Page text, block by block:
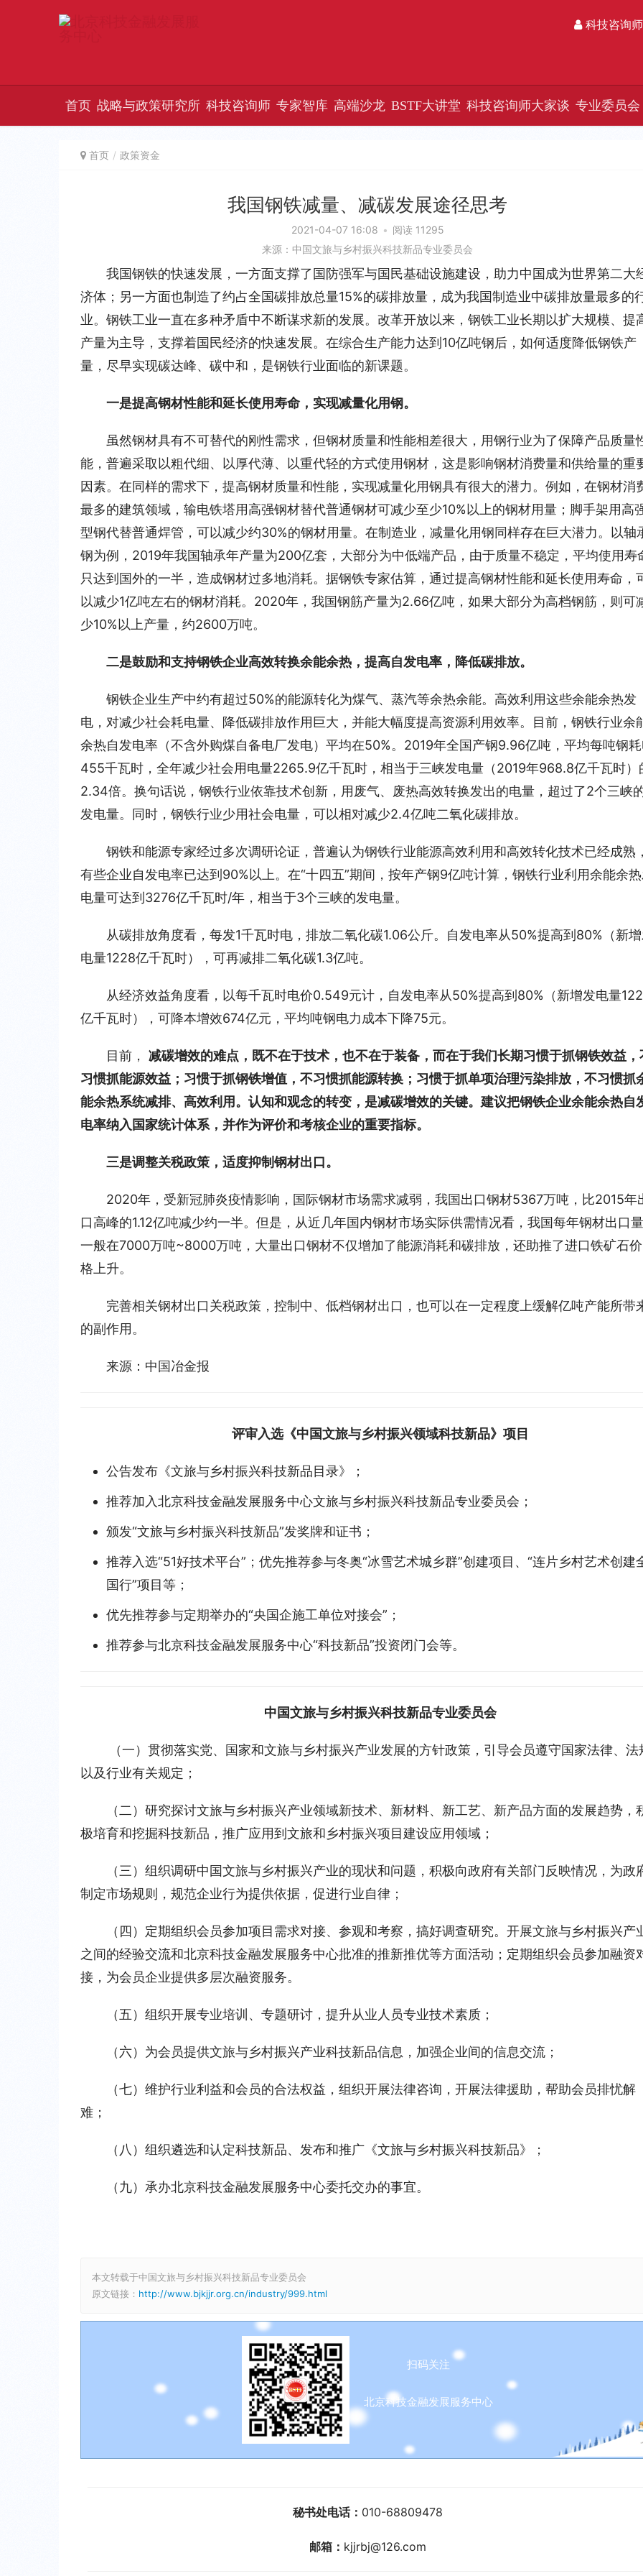
科技咨询
首页 战略与政策研究所 科技咨询师 专家智库 高端沙龙 BSTF大讲堂 科技咨询师大家谈 专业委员会
首页 政策资金
我国钢铁减量、减碳发展途径思考
2021-04-07 16:08 • 阅读 11295
来源：中国文旅与乡村振兴科技新品专业委员会
我国钢铁的快速发展，一方面支撑了国防强军与国民基础设施建设，助力中国成为世界第二大
济体；另一方面也制造了约占全国碳排放总量15%的碳排放量，成为我国制造业中碳排放量最多的
业。钢铁工业一直在多种矛盾中不断谋求新的发展。改革开放以来，钢铁工业长期以扩大规模、提
产量为主导，支撑着国民经济的快速发展。在综合生产能力达到10亿吨钢后，如何适度降低钢铁产
量，尽早实现碳达峰、碳中和，是钢铁行业面临的新课题。
一是提高钢材性能和延长使用寿命，实现减量化用钢。
虽然钢材具有不可替代的刚性需求，但钢材质量和性能相差很大，用钢行业为了保障产品质量
能，普遍采取以粗代细、以厚代薄、以重代轻的方式使用钢材，这是影响钢材消费量和供给量的重
因素。在同样的需求下，提高钢材质量和性能，实现减量化用钢具有很大的潜力。例如，在钢材消
最多的建筑领域，输电铁塔用高强钢材替代普通钢材可减少至少10%以上的钢材用量；脚手架用高
型钢代替普通焊管，可以减少约30%的钢材用量。在制造业，减量化用钢同样存在巨大潜力。以轴
钢为例，2019年我国轴承年产量为200亿套，大部分为中低端产品，由于质量不稳定，平均使用寿
只达到国外的一半，造成钢材过多地消耗。据钢铁专家估算，通过提高钢材性能和延长使用寿命，
以减少1亿吨左右的钢材消耗。2020年，我国钢筋产量为2.66亿吨，如果大部分为高档钢筋，则可
少10%以上产量，约2600万吨。
二是鼓励和支持钢铁企业高效转换余能余热，提高自发电率，降低碳排放。
钢铁企业生产中约有超过50%的能源转化为煤气、蒸汽等余热余能。高效利用这些余能余热发
电，对减少社会耗电量、降低碳排放作用巨大，并能大幅度提高资源利用效率。目前，钢铁行业余
余热自发电率（不含外购煤自备电厂发电）平均在50%。2019年全国产钢9.96亿吨，平均每吨钢
455千瓦时，全年减少社会用电量2265.9亿千瓦时，相当于三峡发电量（2019年968.8亿千瓦时）
2.34倍。换句话说，钢铁行业依靠技术创新，用废气、废热高效转换发出的电量，超过了2个三峡
发电量。同时，钢铁行业少用社会电量，可以相对减少2.4亿吨二氧化碳排放。
钢铁和能源专家经过多次调研论证，普遍认为钢铁行业能源高效利用和高效转化技术已经成熟
有些企业自发电率已达到90%以上。在“十四五”期间，按年产钢9亿吨计算，钢铁行业利用余能余
电量可达到3276亿千瓦时/年，相当于3个三峡的发电量。
从碳排放角度看，每发1千瓦时电，排放二氧化碳1.06公斤。自发电率从50%提高到80%（新
电量1228亿千瓦时），可再减排二氧化碳1.3亿吨。
从经济效益角度看，以每千瓦时电价0.549元计，自发电率从50%提高到80%（新增发电量
亿千瓦时），可降本增效674亿元，平均吨钢电力成本下降75元。
目前， 减碳增效的难点，既不在于技术，也不在于装备，而在于我们长期习惯于抓钢铁效益，
习惯抓能源效益；习惯于抓钢铁增值，不习惯抓能源转换；习惯于抓单项治理污染排放，不习惯抓
能余热系统减排、高效利用。认知和观念的转变，是减碳增效的关键。建议把钢铁企业余能余热自
电率纳入国家统计体系，并作为评价和考核企业的重要指标。
三是调整关税政策，适度抑制钢材出口。
2020年，受新冠肺炎疫情影响，国际钢材市场需求减弱，我国出口钢材5367万吨，比2015年
口高峰的1.12亿吨减少约一半。但是，从近几年国内钢材市场实际供需情况看，我国每年钢材出口量
一般在7000万吨~8000万吨，大量出口钢材不仅增加了能源消耗和碳排放，还助推了进口铁矿石价
格上升。
完善相关钢材出口关税政策，控制中、低档钢材出口，也可以在一定程度上缓解亿吨产能所带
的副作用。
来源：中国冶金报
评审入选《中国文旅与乡村振兴领域科技新品》项目
公告发布《文旅与乡村振兴科技新品目录》；
推荐加入北京科技金融发展服务中心文旅与乡村振兴科技新品专业委员会；
颁发“文旅与乡村振兴科技新品”发奖牌和证书；
推荐入选“51好技术平台”；优先推荐参与冬奥“冰雪艺术城乡群”创建项目、“连片乡村艺术创建
国行”项目等；
优先推荐参与定期举办的“央国企施工单位对接会”；
推荐参与北京科技金融发展服务中心“科技新品”投资闭门会等。
中国文旅与乡村振兴科技新品专业委员会
（一）贯彻落实党、国家和文旅与乡村振兴产业发展的方针政策，引导会员遵守国家法律、法
以及行业有关规定；
（二）研究探讨文旅与乡村振兴产业领域新技术、新材料、新工艺、新产品方面的发展趋势，
极培育和挖掘科技新品，推广应用到文旅和乡村振兴项目建设应用领域；
（三）组织调研中国文旅与乡村振兴产业的现状和问题，积极向政府有关部门反映情况，为政
制定市场规则，规范企业行为提供依据，促进行业自律；
（四）定期组织会员参加项目需求对接、参观和考察，搞好调查研究。开展文旅与乡村振兴产
之间的经验交流和北京科技金融发展服务中心批准的推新推优等方面活动；定期组织会员参加融资
接，为会员企业提供多层次融资服务。
（五）组织开展专业培训、专题研讨，提升从业人员专业技术素质；
（六）为会员提供文旅与乡村振兴产业科技新品信息，加强企业间的信息交流；
（七）维护行业利益和会员的合法权益，组织开展法律咨询，开展法律援助，帮助会员排忧解
难；
（八）组织遴选和认定科技新品、发布和推广《文旅与乡村振兴科技新品》；
（九）承办北京科技金融发展服务中心委托交办的事宜。
本文转载于中国文旅与乡村振兴科技新品专业委员会
原文链接： http://www.bjkjjr.org.cn/industry/999.html
扫码关注
北京科技金融发展服务中心
秘书处电话： 010-68809478
邮箱： kjjrbj@126.com